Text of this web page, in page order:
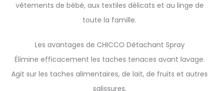
vêtements de bébé, aux textiles délicats et au linge de
toute la famille.
Les avantages de CHICCO Détachant Spray
Élimine efficacement les taches tenaces avant lavage.
Agit sur les taches alimentaires, de lait, de fruits et autres
salissures.